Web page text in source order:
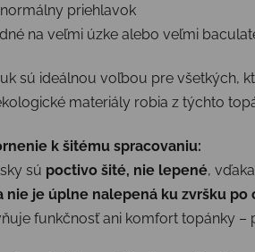
priehlavok
na veľmi úzke alebo veľmi
sú ideálnou voľbou pre všetkých,
materiály robia z týchto
k šitému spracovaniu:
sú poctivo šité, nie lepené,
nie je úplne nalepená ku zvršku
funkčnosť ani komfort topánky –